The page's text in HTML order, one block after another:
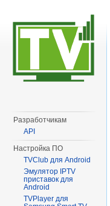
Разработчикам
API
Настройка ПО
TVClub для Android
Эмулятор IPTV
приставок для
Android
TVPlayer для